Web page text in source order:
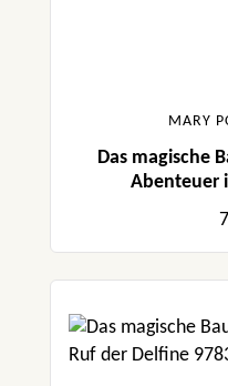
MARY
Das magische
Abenteuer